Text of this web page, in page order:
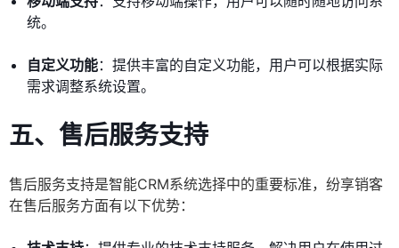
统。
自定义功能：提供丰富的自定义功能，用户可以根据实际
需求调整系统设置。
五、售后服务支持
售后服务支持是智能CRM系统选择中的重要标准，纷享销客
在售后服务方面有以下优势：